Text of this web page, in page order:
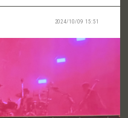
2024/10/09 15:51